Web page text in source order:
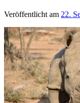
Veröffentlicht am 22.